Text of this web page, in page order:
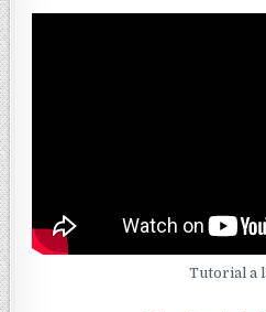
Tutorial a